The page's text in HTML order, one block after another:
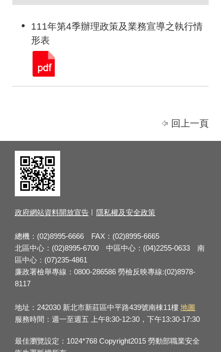
111年第4季辦理政策及業務宣導之執行情
形表
回上一頁
政府網站資料開放宣告 隱私權及安全政策
總機：(02)8995-6666 FAX：(02)8995-6665
北區中心：(02)8995-6700 中區中心：(04)2255-0633 南
區中心：(07)235-4861
廉政署檢舉專線：0800-286586 勞檢反映專線:(02)8978-
8117
地址：242030 新北市新莊區中平路439號南棟11樓 地圖
服務時間：週一至週五 上午8:30-12:30，下午13:30-17:30
最佳瀏覽設定：1024*768 Copyright2015 勞動部職業安全